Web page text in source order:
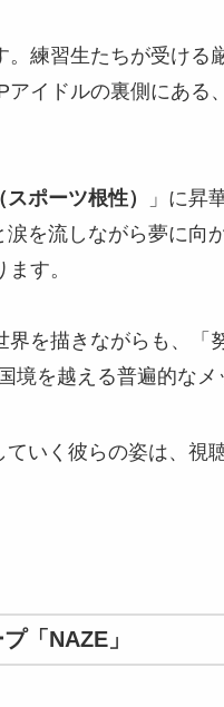
練習生たちが受ける
イドルの裏側にある
ポーツ根性）
」に昇
を流しながら夢に向
す。
を描きながらも、「
境を越える普遍的なメ
いく彼らの姿は、視
「NAZE」